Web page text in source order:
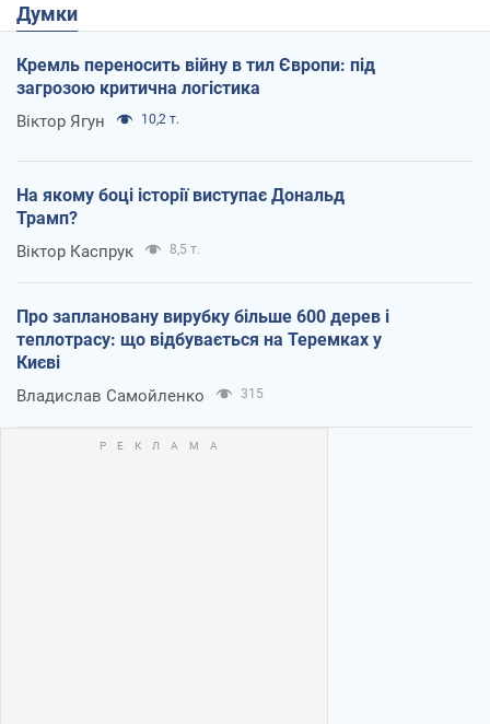
Думки
Кремль переносить війну в тил Європи: під
загрозою критична логістика
Віктор Ягун 10,2 т.
На якому боці історії виступає Дональд
Трамп?
Віктор Каспрук 8,5 т.
Про заплановану вирубку більше 600 дерев і
теплотрасу: що відбувається на Теремках у
Києві
Владислав Самойленко 315